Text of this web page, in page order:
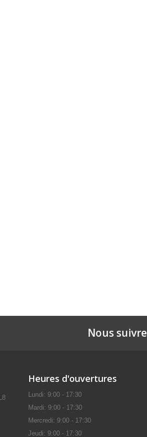
Nous suivre
Heures d'ouvertures
Lundi: 9:00 - 17:30
Mardi: 9:00 - 17:30
Mercredi: 9:00 - 17:30
Jeudi: 9:00 - 17:30